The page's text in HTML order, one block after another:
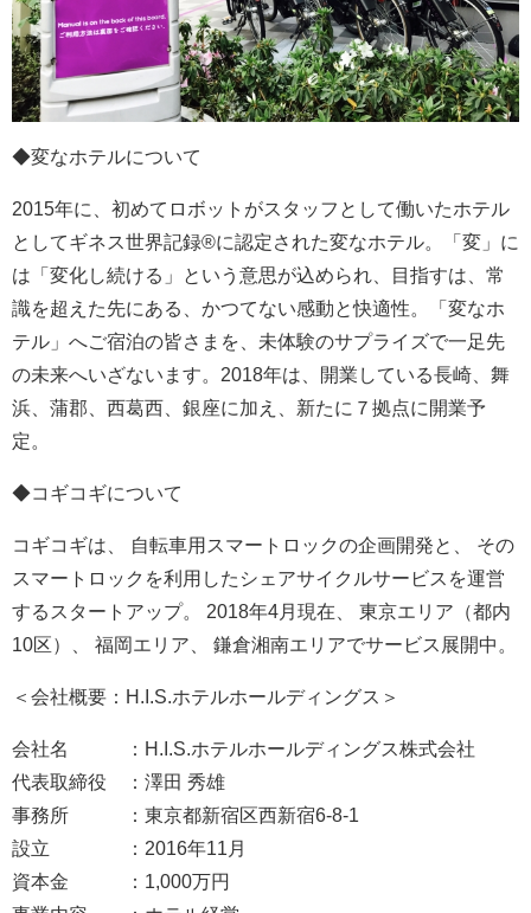
◆変なホテルについて
2015年に、初めてロボットがスタッフとして働いたホテル
としてギネス世界記録®に認定された変なホテル。「変」に
は「変化し続ける」という意思が込められ、目指すは、常
識を超えた先にある、かつてない感動と快適性。「変なホ
テル」へご宿泊の皆さまを、未体験のサプライズで一足先
の未来へいざないます。2018年は、開業している長崎、舞
浜、蒲郡、西葛西、銀座に加え、新たに７拠点に開業予
定。
◆コギコギについて
コギコギは、 自転車用スマートロックの企画開発と、 その
スマートロックを利用したシェアサイクルサービスを運営
するスタートアップ。 2018年4月現在、 東京エリア（都内
10区）、 福岡エリア、 鎌倉湘南エリアでサービス展開中。
＜会社概要：H.I.S.ホテルホールディングス＞
会社名 ：H.I.S.ホテルホールディングス株式会社
代表取締役 ：澤田 秀雄
事務所 ：東京都新宿区西新宿6-8-1
設立 ：2016年11月
資本金 ：1,000万円